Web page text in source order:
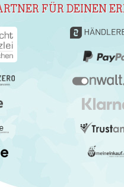
FÜR DEINEN